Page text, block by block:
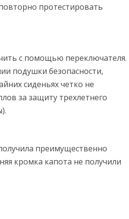
протестировать
с помощью переключателя.
подушки безопасности,
сиденьях четко не
за защиту трехлетнего
преимущественно
кромка капота не получили